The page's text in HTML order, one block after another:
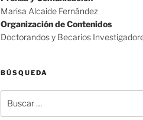
Marisa Alcaide Fernández
Organización de Contenidos
Doctorandos y Becarios
BÚSQUEDA
por: